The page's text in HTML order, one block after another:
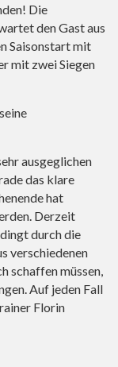
Die
den Gast aus
Saisonstart mit
mit zwei Siegen
ausgeglichen
das klare
hat
Derzeit
durch die
verschiedenen
schaffen müssen,
Auf jeden Fall
Florin